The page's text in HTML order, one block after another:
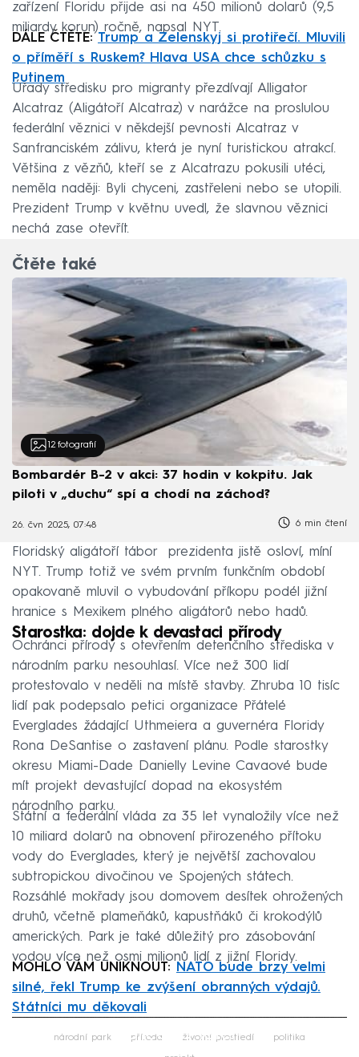
zařízení Floridu přijde asi na 450 milionů dolarů (9,5
miliardy korun) ročně, napsal NYT.
DÁLE ČTĚTE: Trump a Zelenskyj si protiřečí. Mluvili
o příměří s Ruskem? Hlava USA chce schůzku s
Putinem
Úřady středisku pro migranty přezdívají Alligator
Alcatraz (Aligátoří Alcatraz) v narážce na proslulou
federální věznici v někdejší pevnosti Alcatraz v
Sanfranciském zálivu, která je nyní turistickou atrakcí.
Většina z vězňů, kteří se z Alcatrazu pokusili utéci,
neměla naději: Byli chyceni, zastřeleni nebo se utopili.
Prezident Trump v květnu uvedl, že slavnou věznici
nechá zase otevřít.
Čtěte také
12 fotografií
Bombardér B-2 v akci: 37 hodin v kokpitu. Jak
piloti v „duchu“ spí a chodí na záchod?
26. čvn 2025, 07:48 6 min čtení
Floridský aligátoří tábor prezidenta jistě osloví, míní
NYT. Trump totiž ve svém prvním funkčním období
opakovaně mluvil o vybudování příkopu podél jižní
hranice s Mexikem plného aligátorů nebo hadů.
Starostka: dojde k devastaci přírody
Ochránci přírody s otevřením detenčního střediska v
národním parku nesouhlasí. Více než 300 lidí
protestovalo v neděli na místě stavby. Zhruba 10 tisíc
lidí pak podepsalo petici organizace Přátelé
Everglades žádající Uthmeiera a guvernéra Floridy
Rona DeSantise o zastavení plánu. Podle starostky
okresu Miami-Dade Danielly Levine Cavaové bude
mít projekt devastující dopad na ekosystém
národního parku.
Státní a federální vláda za 35 let vynaložily více než
10 miliard dolarů na obnovení přirozeného přítoku
vody do Everglades, který je největší zachovalou
subtropickou divočinou ve Spojených státech.
Rozsáhlé mokřady jsou domovem desítek ohrožených
druhů, včetně plameňáků, kapustňáků či krokodýlů
amerických. Park je také důležitý pro zásobování
vodou více než osmi milionů lidí z jižní Floridy.
MOHLO VÁM UNIKNOUT: NATO bude brzy velmi
silné, řekl Trump ke zvýšení obranných výdajů.
Státníci mu děkovali
Failed to fetch
národní park příroda životní prostředí politika